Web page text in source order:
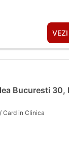
Bucuresti 30,
Card in Clinica